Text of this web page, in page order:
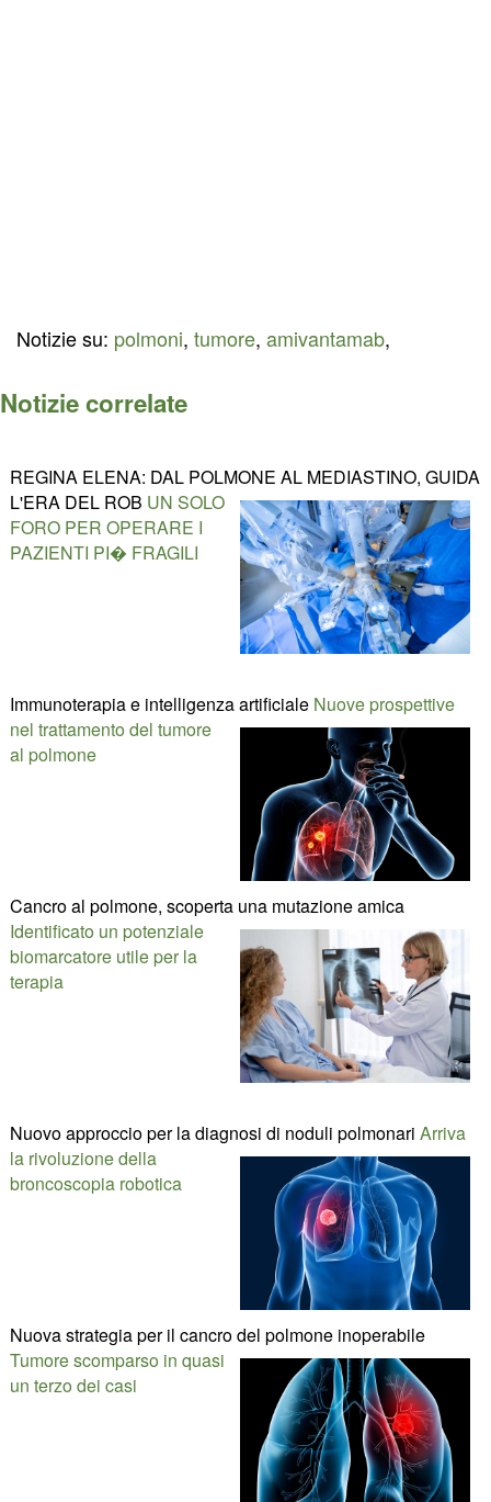
Notizie su: polmoni, tumore, amivantamab,
Notizie correlate
REGINA ELENA: DAL POLMONE AL MEDIASTINO, GUIDA
L'ERA DEL ROB UN SOLO
FORO PER OPERARE I
PAZIENTI PI� FRAGILI
Immunoterapia e intelligenza artificiale Nuove prospettive
nel trattamento del tumore
al polmone
Cancro al polmone, scoperta una mutazione amica
Identificato un potenziale
biomarcatore utile per la
terapia
Nuovo approccio per la diagnosi di noduli polmonari Arriva
la rivoluzione della
broncoscopia robotica
Nuova strategia per il cancro del polmone inoperabile
Tumore scomparso in quasi
un terzo dei casi